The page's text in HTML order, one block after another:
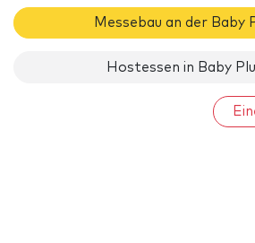
Messebau an der Baby
Hostessen in Baby